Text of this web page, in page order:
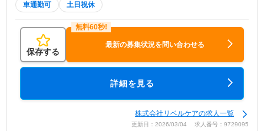
車通勤可 土日祝休
保存する
最新の募集状況を問い合わせる
詳細を見る
株式会社リベルケアの求人一覧
更新日：2026/03/04 求人番号：9729095